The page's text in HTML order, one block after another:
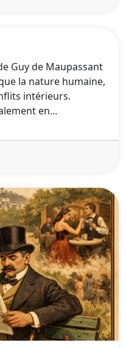
Guy de Maupassant
la nature humaine,
intérieurs.
en...